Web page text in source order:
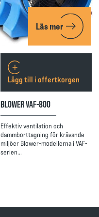
Läs mer
BLOWER VAF-800
Effektiv ventilation och
dammborttagning för krävande
miljöer Blower-modellerna i VAF-
serien…
Lägg till i offertkorgen